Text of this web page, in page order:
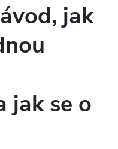
jak
jak se o